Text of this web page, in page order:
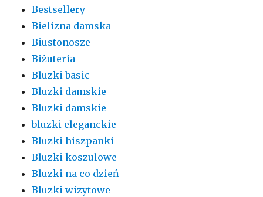
Bestsellery
Bielizna damska
Biustonosze
Biżuteria
Bluzki basic
Bluzki damskie
Bluzki damskie
bluzki eleganckie
Bluzki hiszpanki
Bluzki koszulowe
Bluzki na co dzień
Bluzki wizytowe